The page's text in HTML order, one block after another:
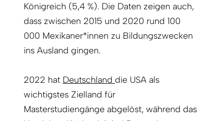
Königreich (5,4 %). Die Daten zeigen auch,
dass zwischen 2015 und 2020 rund 100
000 Mexikaner*innen zu Bildungszwecken
ins Ausland gingen.
2022 hat Deutschland die USA als
wichtigstes Zielland für
Masterstudiengänge abgelöst, während das